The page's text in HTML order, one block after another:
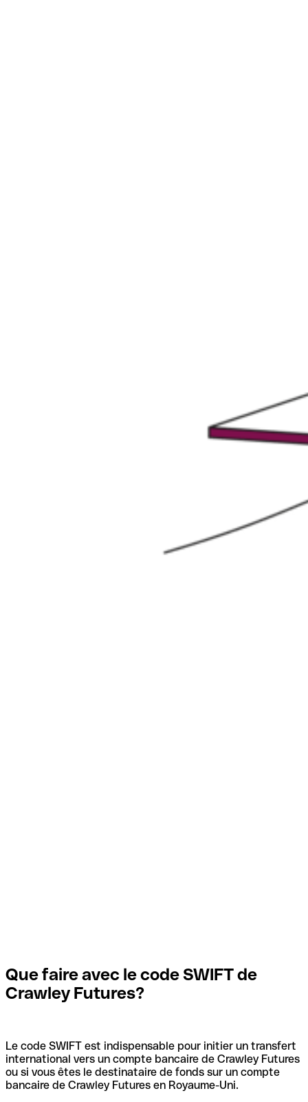
Que faire avec le code SWIFT de
Crawley Futures?
Le code SWIFT est indispensable pour initier un transfert
international vers un compte bancaire de Crawley Futures
ou si vous êtes le destinataire de fonds sur un compte
bancaire de Crawley Futures en Royaume-Uni.